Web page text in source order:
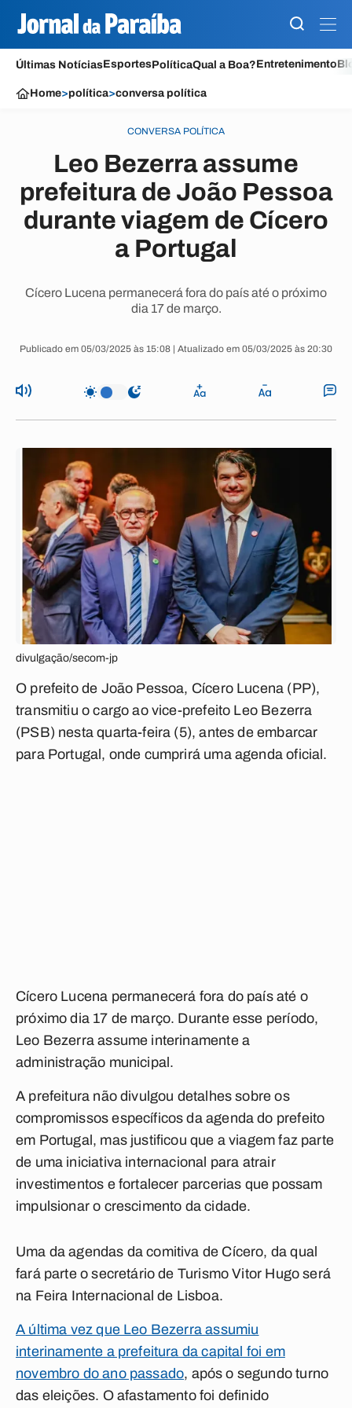
Últimas NotíciasEsportesPolíticaQual a Boa?Entretenimento
Home>política>conversa política
CONVERSA POLÍTICA
Leo Bezerra assume
prefeitura de João Pessoa
durante viagem de Cícero
a Portugal
Cícero Lucena permanecerá fora do país até o próximo
dia 17 de março.
Publicado em 05/03/2025 às 15:08 | Atualizado em 05/03/2025 às 20:30
divulgação/secom-jp
O prefeito de João Pessoa, Cícero Lucena (PP),
transmitiu o cargo ao vice-prefeito Leo Bezerra
(PSB) nesta quarta-feira (5), antes de embarcar
para Portugal, onde cumprirá uma agenda oficial.
Cícero Lucena permanecerá fora do país até o
próximo dia 17 de março. Durante esse período,
Leo Bezerra assume interinamente a
administração municipal.
A prefeitura não divulgou detalhes sobre os
compromissos específicos da agenda do prefeito
em Portugal, mas justificou que a viagem faz parte
de uma iniciativa internacional para atrair
investimentos e fortalecer parcerias que possam
impulsionar o crescimento da cidade.
Uma da agendas da comitiva de Cícero, da qual
fará parte o secretário de Turismo Vitor Hugo será
na Feira Internacional de Lisboa.
A última vez que Leo Bezerra assumiu
interinamente a prefeitura da capital foi em
novembro do ano passado, após o segundo turno
das eleições. O afastamento foi definido